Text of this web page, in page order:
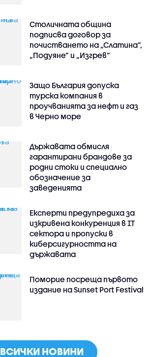
Столичната община
подписва договор за
почистването на „Слатина”,
„Подуяне” и „Изгрев”
Защо България допуска
турска компания в
проучванията за нефт и газ
в Черно море
Държавата обмисля
гарантирани брандове за
родни стоки и специално
обозначение за
заведенията
Експерти предупредиха за
изкривена конкуренция в IT
сектора и пропуски в
киберсигурността на
държавата
Поморие посреща първото
издание на Sunset Port Festival
ВСИЧКИ НОВИНИ